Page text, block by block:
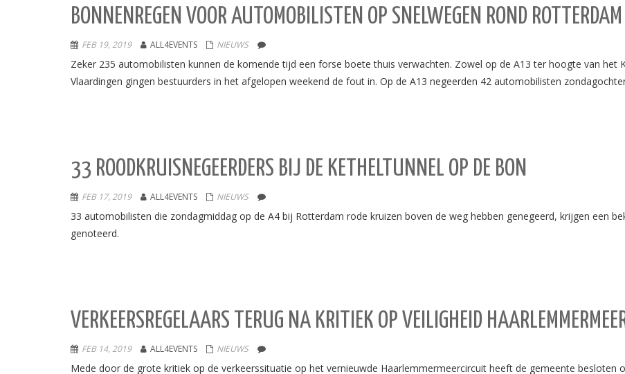
BONNENREGEN VOOR AUTOMOBILISTEN OP SNELWEGEN ROND ROTTERDAM
FEB 19, 2019 ALL4EVENTS NIEUWS
Zeker 235 automobilisten kunnen de komende tijd een forse boete thuis verwachten. Zowel op de A13 ter hoogte van het
Vlaardingen gingen bestuurders in het afgelopen weekend de fout in. Op de A13 negeerden 42 automobilisten
33 ROODKRUISNEGEERDERS BIJ DE KETHELTUNNEL OP DE BON
FEB 17, 2019 ALL4EVENTS NIEUWS
33 automobilisten die zondagmiddag op de A4 bij Rotterdam rode kruizen boven de weg hebben genegeerd, krijgen een
genoteerd.
VERKEERSREGELAARS TERUG NA KRITIEK OP VEILIGHEID
FEB 14, 2019 ALL4EVENTS NIEUWS
Mede door de grote kritiek op de verkeerssituatie op het vernieuwde Haarlemmermeercircuit heeft de gemeente besloten